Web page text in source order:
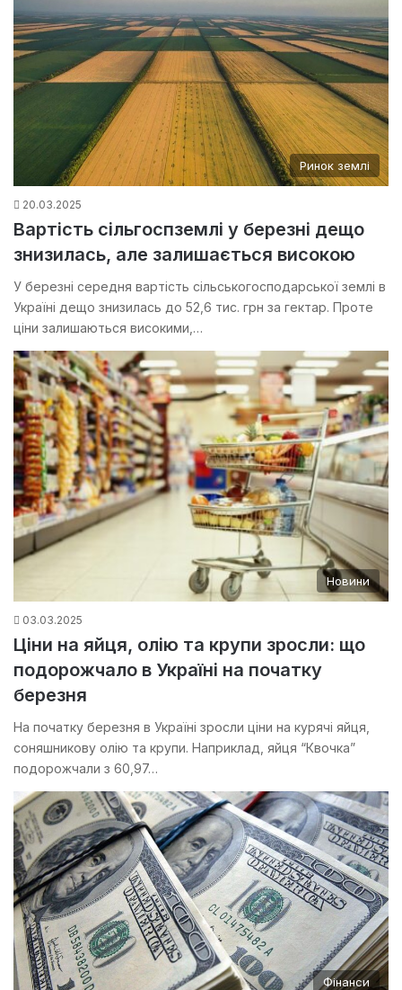
Ринок землі
20.03.2025
Вартість сільгоспземлі у березні дещо
знизилась, але залишається високою
У березні середня вартість сільськогосподарської землі в
Україні дещо знизилась до 52,6 тис. грн за гектар. Проте
ціни залишаються високими,…
Новини
03.03.2025
Ціни на яйця, олію та крупи зросли: що
подорожчало в Україні на початку
березня
На початку березня в Україні зросли ціни на курячі яйця,
соняшникову олію та крупи. Наприклад, яйця “Квочка”
подорожчали з 60,97…
Фінанси